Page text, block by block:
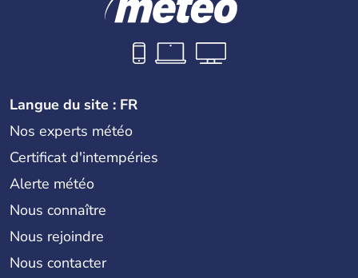
Langue du site : FR
Nos experts météo
Certificat d'intempéries
Alerte météo
Nous connaître
Nous rejoindre
Nous contacter